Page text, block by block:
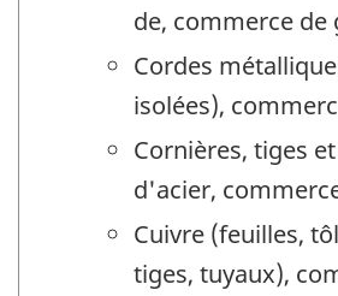
de, commerce de
Cordes
isolées),
Cornières, tiges
d'acier,
Cuivre (feuilles,
tiges, tuyaux),